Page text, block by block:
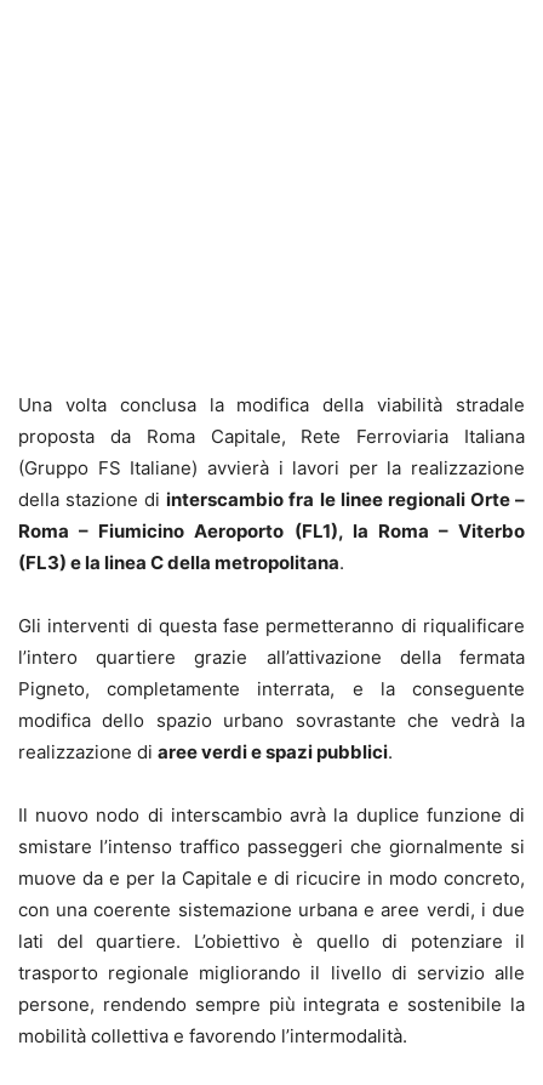
Una volta conclusa la modifica della viabilità stradale
proposta da Roma Capitale, Rete Ferroviaria Italiana
(Gruppo FS Italiane) avvierà i lavori per la realizzazione
della stazione diinterscambio fra le linee regionali Orte –
Roma – Fiumicino Aeroporto (FL1), la Roma – Viterbo
(FL3) e la linea C della metropolitana.
Gli interventi di questa fase permetteranno di riqualificare
l’intero quartiere grazie all’attivazione della fermata
Pigneto, completamente interrata, e la conseguente
modifica dello spazio urbano sovrastante che vedrà la
realizzazione di aree verdi e spazi pubblici.
Il nuovo nodo di interscambio avrà la duplice funzione di
smistare l’intenso traffico passeggeri che giornalmente si
muove da e per la Capitale e di ricucire in modo concreto,
con una coerente sistemazione urbana e aree verdi, i due
lati del quartiere. L’obiettivo è quello di potenziare il
trasporto regionale migliorando il livello di servizio alle
persone, rendendo sempre più integrata e sostenibile la
mobilità collettiva e favorendo l’intermodalità.